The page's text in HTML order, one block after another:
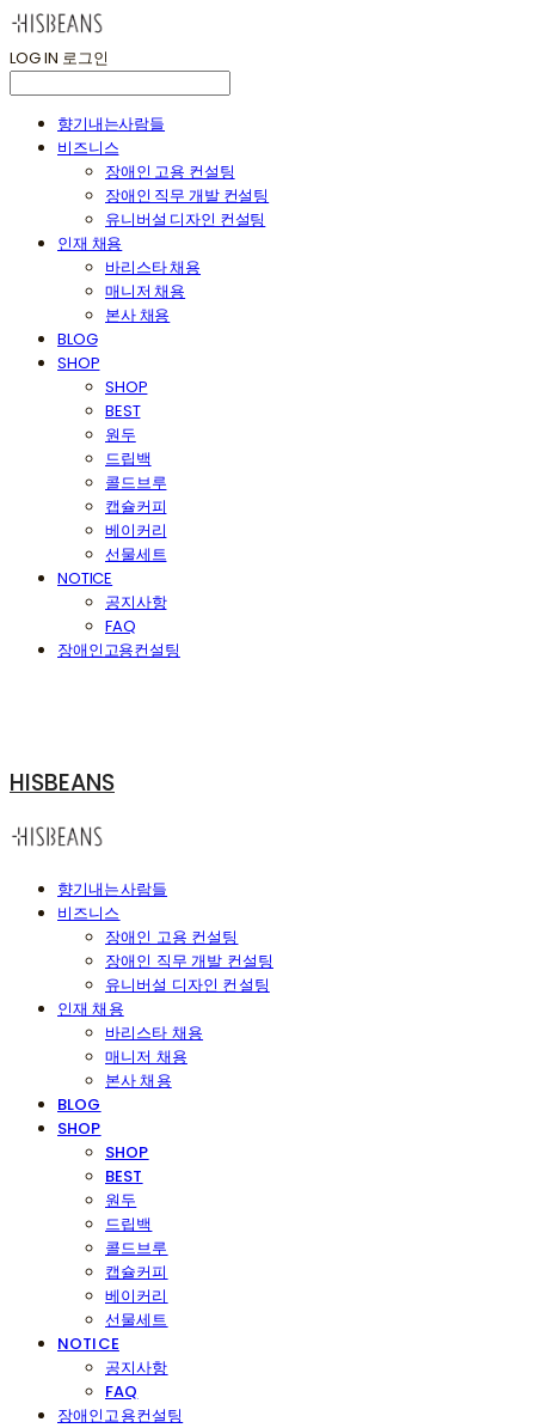
LOG IN 로그인
향기내는사람들
비즈니스
장애인 고용 컨설팅
장애인 직무 개발 컨설팅
유니버설 디자인 컨설팅
인재 채용
바리스타 채용
매니저 채용
본사 채용
BLOG
SHOP
SHOP
BEST
원두
드립백
콜드브루
캡슐커피
베이커리
선물세트
NOTICE
공지사항
FAQ
장애인고용컨설팅
HISBEANS
향기내는사람들
비즈니스
장애인 고용 컨설팅
장애인 직무 개발 컨설팅
유니버설 디자인 컨설팅
인재 채용
바리스타 채용
매니저 채용
본사 채용
BLOG
SHOP
SHOP
BEST
원두
드립백
콜드브루
캡슐커피
베이커리
선물세트
NOTICE
공지사항
FAQ
장애인고용컨설팅